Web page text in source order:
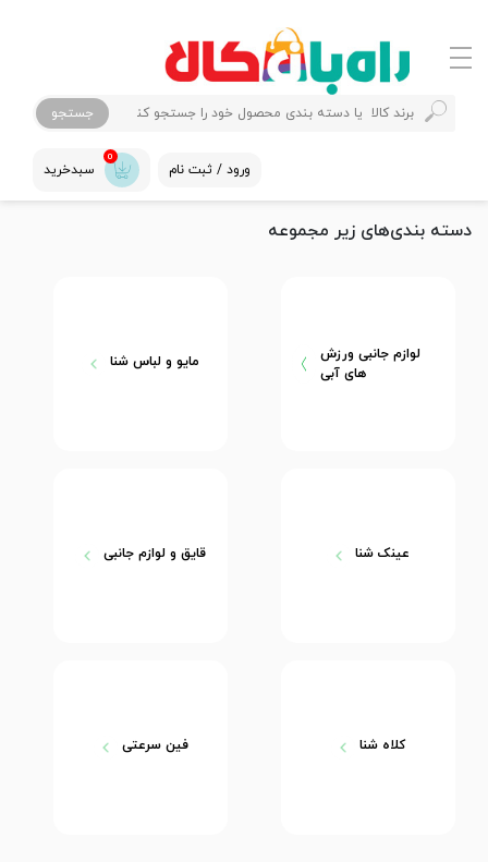
جستجو
ورود / ثبت نام
0
سبدخرید
دسته بندی‌های زیر مجموعه
لوازم جانبی ورزش
های آبی
مایو و لباس شنا
عینک شنا قایق و لوازم جانبی
کلاه شنا فین سرعتی